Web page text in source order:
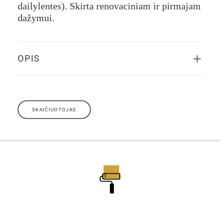
dailylentes). Skirta renovaciniam ir pirmajam
dažymui.
OPIS
SKAIČIUOTOJAS